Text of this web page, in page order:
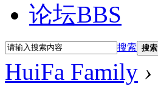
论坛BBS
搜索 搜索
HuiFa Family ›